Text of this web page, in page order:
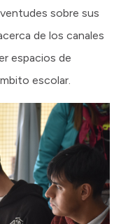
sobre sus
de los canales
espacios de
escolar.